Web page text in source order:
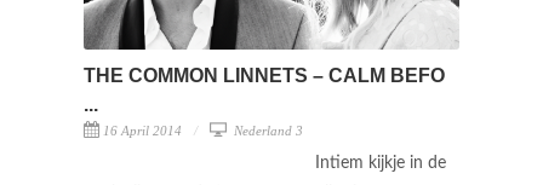
THE COMMON LINNETS – CALM BEFO
...
16 April 2014 Nederland 3
Intiem kijkje in de